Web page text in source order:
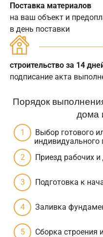
Поставка материалов
на ваш объект и
в день поставки
строительство за 14
подписание акта
Порядок
дома
Выбор готового
индивидуального
Приезд рабочих
Подготовка к
Заливка
Сборка строения